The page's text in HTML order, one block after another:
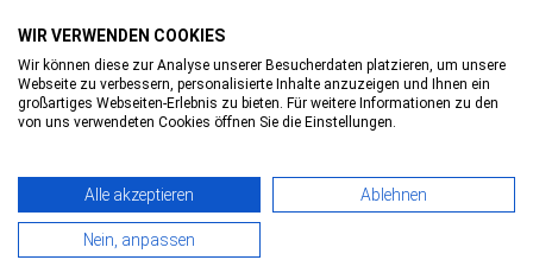
Toggle
0
0
VERSANDKOSTEN & LIEFERZEITEN Zurück
Versandkosten & Lieferzeiten
WIR VERWENDEN COOKIES
Wir können diese zur Analyse unserer Besucherdaten platzieren, um unsere
Webseite zu verbessern, personalisierte Inhalte anzuzeigen und Ihnen ein
großartiges Webseiten-Erlebnis zu bieten. Für weitere Informationen zu den
von uns verwendeten Cookies öffnen Sie die Einstellungen.
Alle akzeptieren Ablehnen
Nein, anpassen